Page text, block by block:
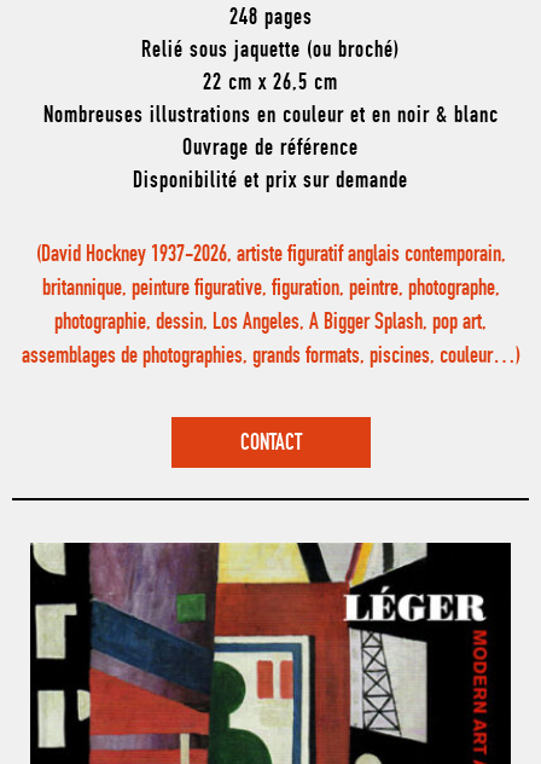
248 pages
Relié sous jaquette (ou broché)
22 cm x 26,5 cm
Nombreuses illustrations en couleur et en noir & blanc
Ouvrage de référence
Disponibilité et prix sur demande
(David Hockney 1937-2026, artiste figuratif anglais contemporain,
britannique, peinture figurative, figuration, peintre, photographe,
photographie, dessin, Los Angeles, A Bigger Splash, pop art,
assemblages de photographies, grands formats, piscines, couleur…)
CONTACT